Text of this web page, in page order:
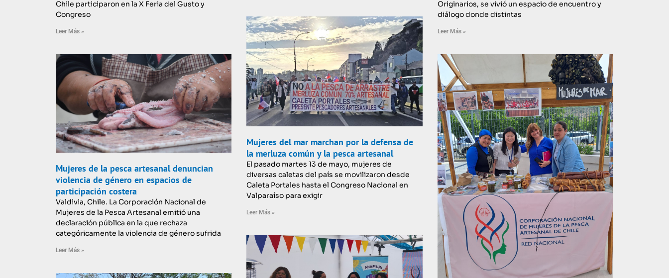
Chile participaron en la X Feria del Gusto y
Congreso
Leer Más »
Originarios, se vivió un espacio de encuentro y
diálogo donde distintas
Leer Más »
Mujeres de la pesca artesanal denuncian
violencia de género en espacios de
participación costera
Valdivia, Chile. La Corporación Nacional de
Mujeres de la Pesca Artesanal emitió una
declaración pública en la que rechaza
categóricamente la violencia de género sufrida
Leer Más »
Mujeres del mar marchan por la defensa de
la merluza común y la pesca artesanal
El pasado martes 13 de mayo, mujeres de
diversas caletas del país se movilizaron desde
Caleta Portales hasta el Congreso Nacional en
Valparaíso para exigir
Leer Más »